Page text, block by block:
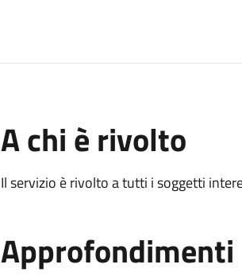
A chi è rivolto
Il servizio è rivolto a tutti i soggetti
Approfondimenti